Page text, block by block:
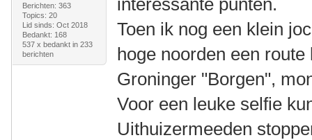
Berichten: 363
Topics: 20
Lid sinds: Oct 2018
Bedankt: 168
537 x bedankt in 233
berichten
interessante punten.
Toen ik nog een klein
hoge noorden een
Groninger "Borgen",
Voor een leuke selfie
Uithuizermeeden